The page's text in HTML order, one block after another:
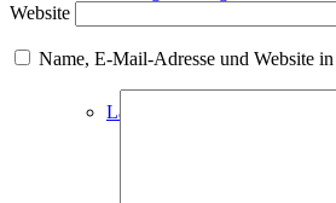
Lackvorarbeiten
Website
Name, E-Mail-Adresse und Website